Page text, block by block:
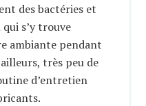
des bactéries et
qui s’y trouve
ambiante pendant
très peu de
d’entretien